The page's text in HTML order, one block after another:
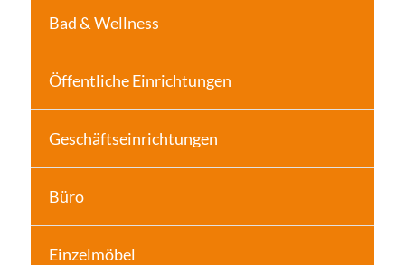
Bad & Wellness
Öffentliche Einrichtungen
Geschäftseinrichtungen
Büro
Einzelmöbel